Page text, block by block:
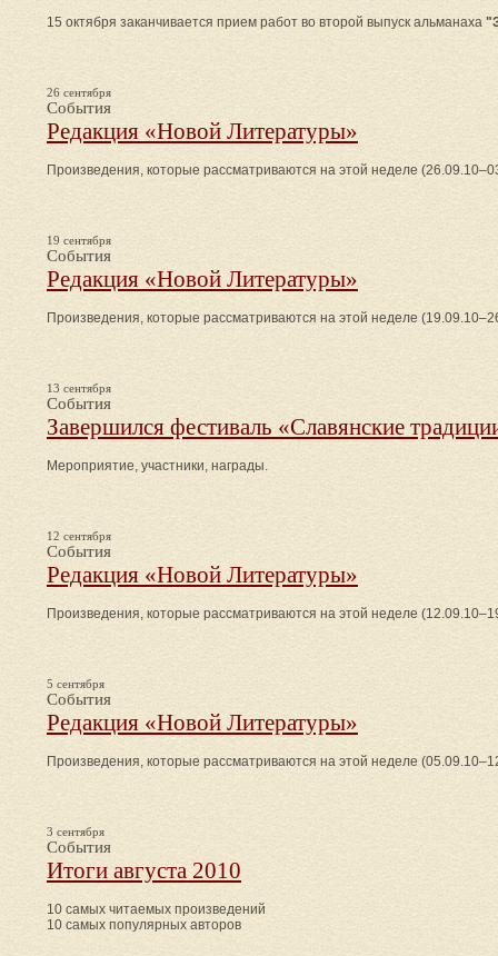
15 октября заканчивается прием работ во второй выпуск альманаха
26 сентября
События
Редакция «Новой Литературы»
Произведения, которые рассматриваются на этой неделе
19 сентября
События
Редакция «Новой Литературы»
Произведения, которые рассматриваются на этой неделе
13 сентября
События
Завершился фестиваль «Славянские
Мероприятие, участники, награды.
12 сентября
События
Редакция «Новой Литературы»
Произведения, которые рассматриваются на этой неделе
5 сентября
События
Редакция «Новой Литературы»
Произведения, которые рассматриваются на этой неделе
3 сентября
События
Итоги августа 2010
10 самых читаемых произведений
10 самых популярных авторов